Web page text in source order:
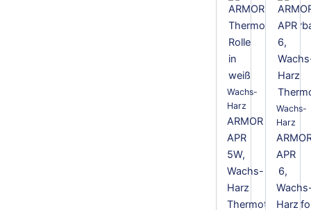
Wachs-
Harz
ARMOR
APR
5W,
Wachs-
Harz
Wachs-
Harz
APR
6,
Harz